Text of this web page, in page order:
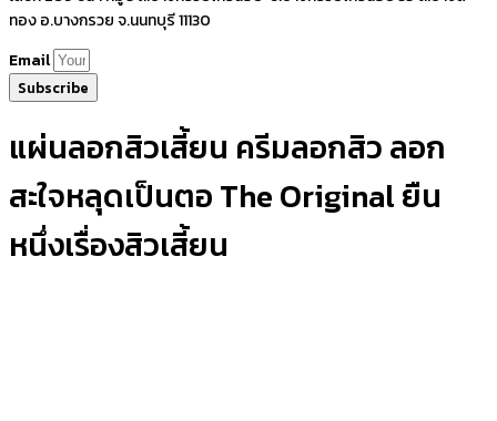
ทอง อ.บางกรวย จ.นนทบุรี 11130
Email
Subscribe
แผ่นลอกสิวเสี้ยน ครีมลอกสิว ลอก
สะใจหลุดเป็นตอ The Original ยืน
หนึ่งเรื่องสิวเสี้ยน